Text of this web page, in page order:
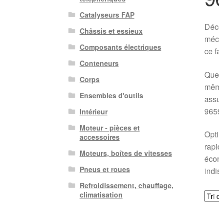
ce
Catalyseurs FAP
Châssis et essieux
Composants électriques
Conteneurs
Corps
Ensembles d'outils
Intérieur
Moteur - pièces et
accessoires
Moteurs, boîtes de vitesses
Pneus et roues
Refroidissement, chauffage,
climatisation